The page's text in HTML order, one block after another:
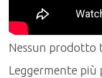
Nessun prodotto
Leggermente più